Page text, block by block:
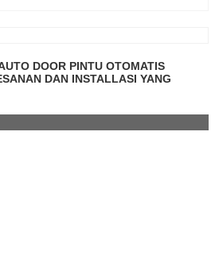
DOOR PINTU OTOMATIS
DAN INSTALLASI YANG